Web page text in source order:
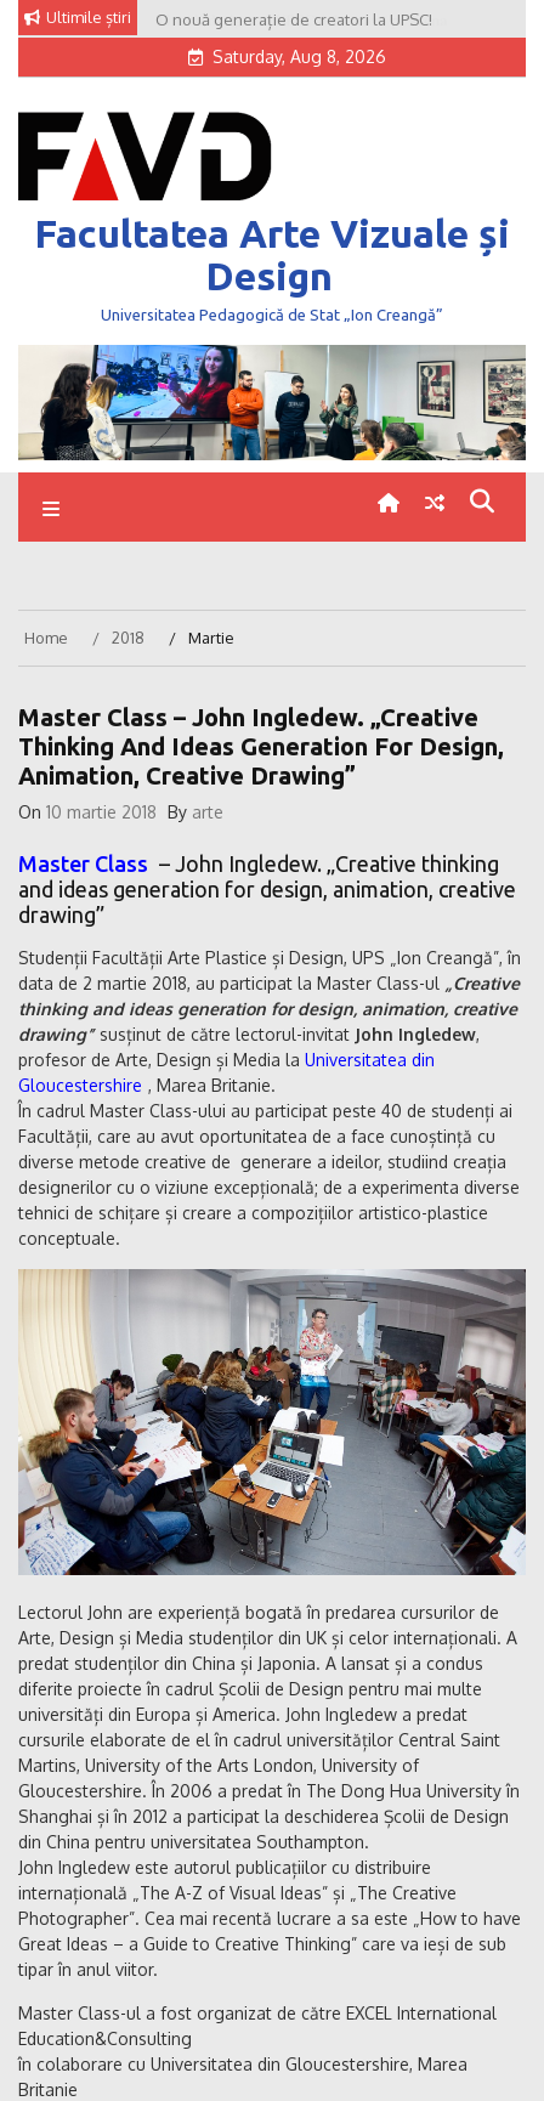
Skip
Ultimile știri O nouă generație de creatori la UPSC!
Saturday, Aug 8, 2026
Facultatea Arte Vizuale și
Design
Universitatea Pedagogică de Stat „Ion Creangă”
Home 2018 Martie
Master Class – John Ingledew. „Creative
Thinking And Ideas Generation For Design,
Animation, Creative Drawing”
On 10 martie 2018 By arte
Master Class – John Ingledew. „Creative thinking
and ideas generation for design, animation, creative
drawing”
Studenții Facultății Arte Plastice și Design, UPS „Ion Creangă”, în
data de 2 martie 2018, au participat la Master Class-ul „Creative
thinking and ideas generation for design, animation, creative
drawing”susținut de către lectorul-invitat John Ingledew,
profesor de Arte, Design și Media la Universitatea din
Gloucestershire , Marea Britanie.
În cadrul Master Class-ului au participat peste 40 de studenți ai
Facultății, care au avut oportunitatea de a face cunoștință cu
diverse metode creative de generare a ideilor, studiind creația
designerilor cu o viziune excepțională; de a experimenta diverse
tehnici de schițare și creare a compozițiilor artistico-plastice
conceptuale.
Lectorul John are experiență bogată în predarea cursurilor de
Arte, Design și Media studenților din UK și celor internaționali. A
predat studenților din China și Japonia. A lansat și a condus
diferite proiecte în cadrul Școlii de Design pentru mai multe
universități din Europa și America. John Ingledew a predat
cursurile elaborate de el în cadrul universităților Central Saint
Martins, University of the Arts London, University of
Gloucestershire. În 2006 a predat în The Dong Hua University în
Shanghai și în 2012 a participat la deschiderea Școlii de Design
din China pentru universitatea Southampton.
John Ingledew este autorul publicațiilor cu distribuire
internațională „The A-Z of Visual Ideas” și „The Creative
Photographer”. Cea mai recentă lucrare a sa este „How to have
Great Ideas – a Guide to Creative Thinking” care va ieși de sub
tipar în anul viitor.
Master Class-ul a fost organizat de către EXCEL International
Education&Consulting
în colaborare cu Universitatea din Gloucestershire, Marea
Britanie